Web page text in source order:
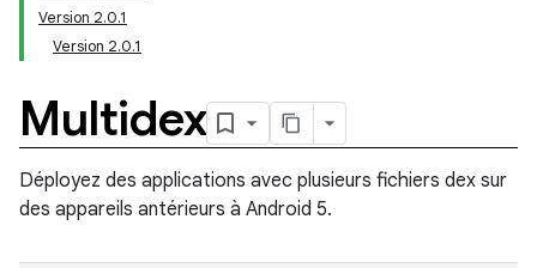
Version 2.0.1
Version 2.0.1
Multidex
Déployez des applications avec plusieurs fichiers dex sur
des appareils antérieurs à Android 5.